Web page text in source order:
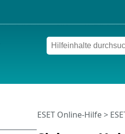
ESET Online-Hilfe>